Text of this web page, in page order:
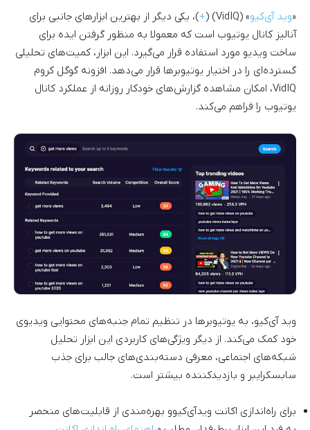
«وید آی‌کیو» (VidIQ) (
+)، یکی دیگر از بهترین ابزارهای جانبی برای
آنالیز کانال یوتیوب است که معمولا به منظور گرفتن ایده برای
ساخت ویدیو مورد استفاده قرار می‌گیرد. این ابزار، کمیت‌های تحلیلی
گسترده‌ای را در اختیار یوتیوبرها قرار می‌دهد. افزونه گوگل کروم
VidIQ، امکان مشاهده گزارش‌های خودکار روزانه از عملکرد کانال
یوتیوب را فراهم می‌کند.
وید آی‌کیو، به یوتیوبرها در تنظیم تمام جنبه‌های محتوایی ویدیوی
خود کمک می‌کند. از دیگر ویژگی‌های کاربردی این ابزار تحلیل
شبکه‌های اجتماعی، معرفی دسته‌بندی‌های جالب برای جذب
سابسکرایبر و بازدیدکننده بیشتر است.
برای راه‌اندازی اکانت ویدآی‌کیوو بهره‌مندی از قابلیت‌های منحصر